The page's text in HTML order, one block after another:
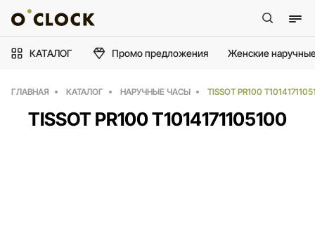
КАТАЛОГ Промо предложения Женские
ГЛАВНАЯ КАТАЛОГ НАРУЧНЫЕ ЧАСЫ TISSOT PR100
TISSOT PR100 T1014171105100